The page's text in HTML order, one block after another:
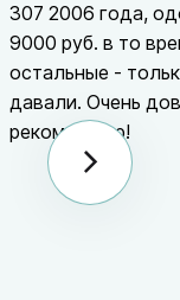
307 2006 года,
9000 руб. в то
остальные -
давали. Очень
рекомендую!